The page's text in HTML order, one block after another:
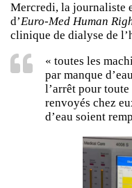
Mercredi, la journaliste
d’Euro-Med Human
clinique de dialyse de
« toutes les
par manque
l’arrêt pour
renvoyés chez
d’eau soient